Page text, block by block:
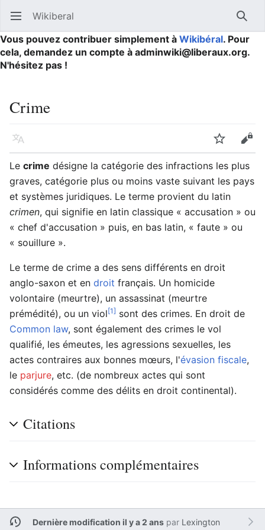
Ouvrir le menu principal Wikiberal
Vous pouvez contribuer simplement à Wikibéral. Pour
cela, demandez un compte à adminwiki@liberaux.org.
N'hésitez pas !
Crime
Langue Suivre
Le crime désigne la catégorie des infractions les plus
graves, catégorie plus ou moins vaste suivant les pays
et systèmes juridiques. Le terme provient du latin
crimen, qui signifie en latin classique « accusation » ou
« chef d'accusation » puis, en bas latin, « faute » ou
« souillure ».
Le terme de crime a des sens différents en droit
anglo-saxon et en droit français. Un homicide
volontaire (meurtre), un assassinat (meurtre
prémédité), ou un viol[1] sont des crimes. En droit de
Common law, sont également des crimes le vol
qualifié, les émeutes, les agressions sexuelles, les
actes contraires aux bonnes mœurs, l'évasion fiscale,
le parjure, etc. (de nombreux actes qui sont
considérés comme des délits en droit continental).
Citations
Informations complémentaires
Dernière modification il y a 2 anspar Lexington